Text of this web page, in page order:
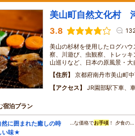
美山町自然文化村
3.8
美山の杉材を使用したログハ
察、川遊び、虫観察、トレッ
山巡りなど、日本の原風景・大
住所
京都府南丹市美山町
アクセス
JR園部駅下車、
宿泊プラン
然に囲まれた癒しの時
い味★
…な価格でお手頃！ 夕食の…